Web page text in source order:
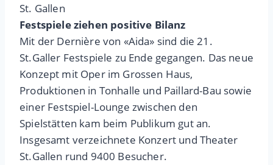
St. Gallen
Festspiele ziehen positive Bilanz
Mit der Dernière von «Aida» sind die 21.
St.Galler Festspiele zu Ende gegangen. Das neue
Konzept mit Oper im Grossen Haus,
Produktionen in Tonhalle und Paillard-Bau sowie
einer Festspiel-Lounge zwischen den
Spielstätten kam beim Publikum gut an.
Insgesamt verzeichnete Konzert und Theater
St.Gallen rund 9400 Besucher.